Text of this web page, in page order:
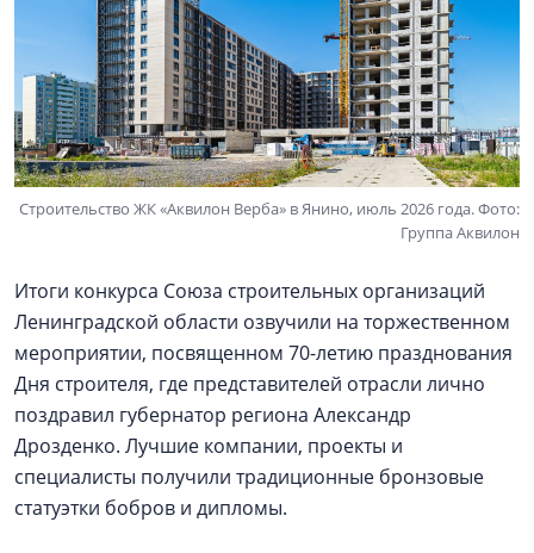
Строительство ЖК «Аквилон Верба» в Янино, июль 2026 года. Фото:
Группа Аквилон
Итоги конкурса Союза строительных организаций
Ленинградской области озвучили на торжественном
мероприятии, посвященном 70-летию празднования
Дня строителя, где представителей отрасли лично
поздравил губернатор региона Александр
Дрозденко. Лучшие компании, проекты и
специалисты получили традиционные бронзовые
статуэтки бобров и дипломы.